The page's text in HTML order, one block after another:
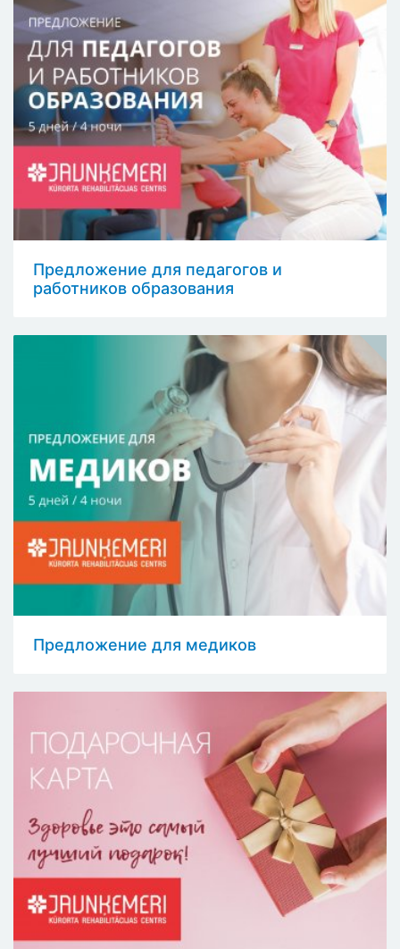
Предложение для педагогов и
работников образования
Предложение для медиков